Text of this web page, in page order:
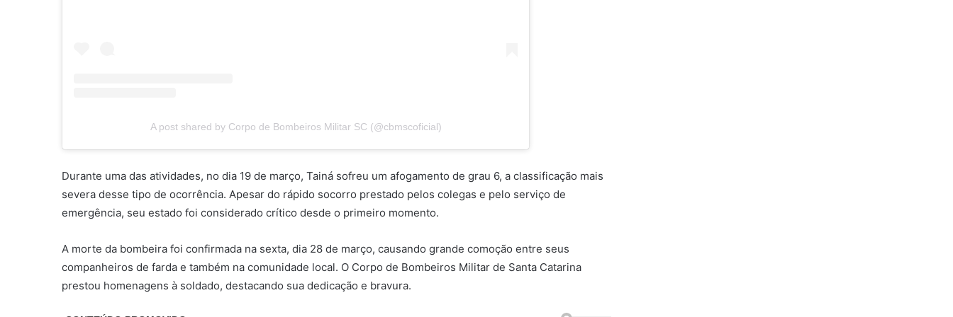
A post shared by Corpo de Bombeiros Militar SC (@cbmscoficial)
Durante uma das atividades, no dia 19 de março, Tainá sofreu um afogamento de grau 6, a classificação mais
severa desse tipo de ocorrência. Apesar do rápido socorro prestado pelos colegas e pelo serviço de
emergência, seu estado foi considerado crítico desde o primeiro momento.
A morte da bombeira foi confirmada na sexta, dia 28 de março, causando grande comoção entre seus
companheiros de farda e também na comunidade local. O Corpo de Bombeiros Militar de Santa Catarina
prestou homenagens à soldado, destacando sua dedicação e bravura.